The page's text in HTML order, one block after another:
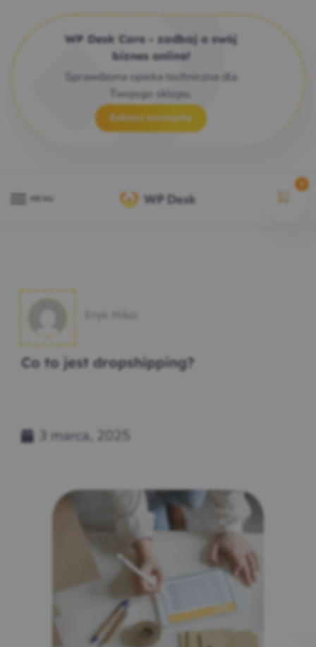
WP Desk Care - zadbaj o swój
biznes online!
Sprawdzona opieka techniczna dla
Twojego sklepu.
Zobacz szczegóły
Co to jest dropshipping?
3 marca, 2025